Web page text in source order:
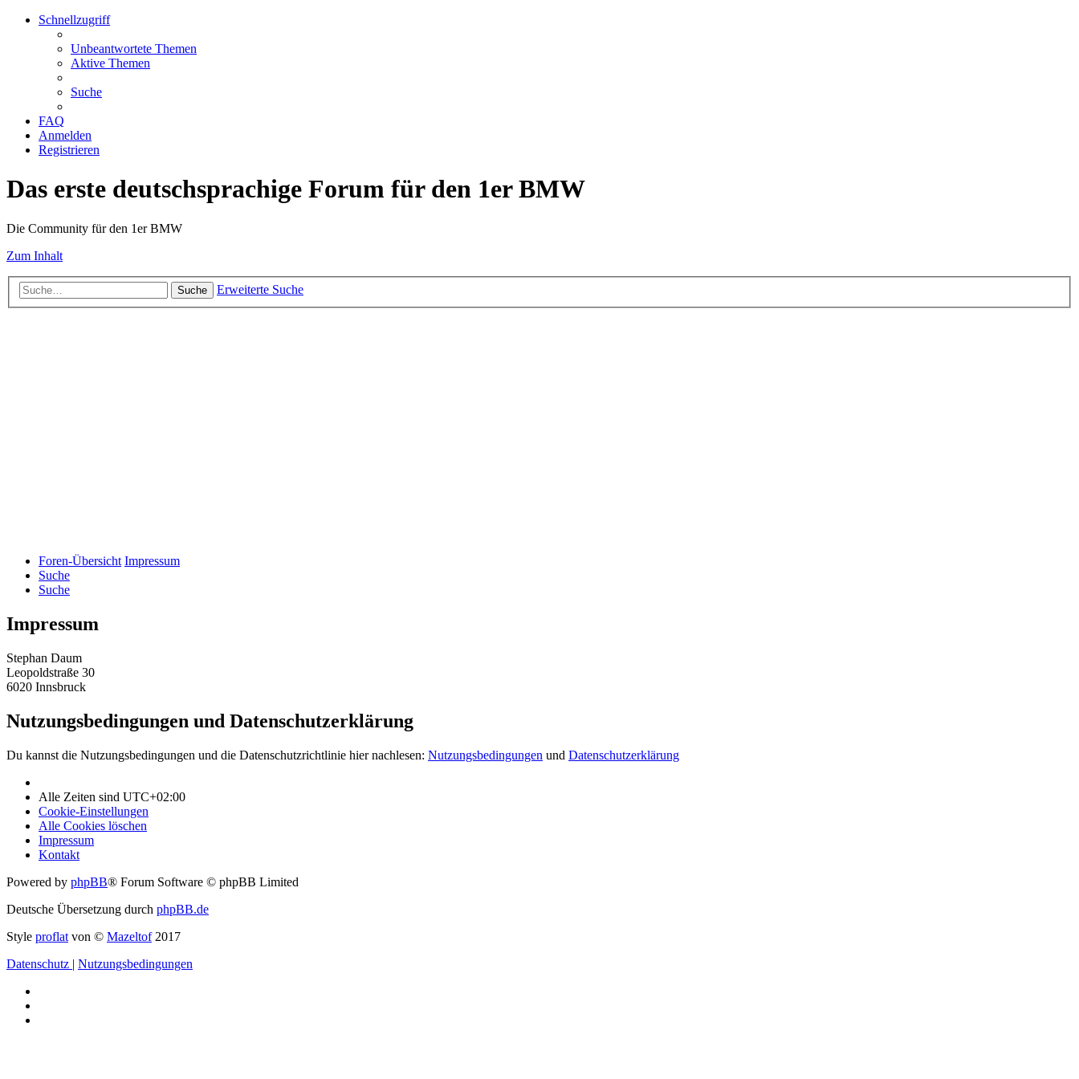
Schnellzugriff
Unbeantwortete Themen
Aktive Themen
Suche
FAQ
Anmelden
Registrieren
Das erste deutschsprachige Forum für den 1er BMW
Die Community für den 1er BMW
Zum Inhalt
Suche Erweiterte Suche
Foren-Übersicht Impressum
Suche
Suche
Impressum
Stephan Daum
Leopoldstraße 30
6020 Innsbruck
Nutzungsbedingungen und Datenschutzerklärung
Du kannst die Nutzungsbedingungen und die Datenschutzrichtlinie hier nachlesen: Nutzungsbedingungen und Datenschutzerklärung
Alle Zeiten sind UTC+02:00
Cookie-Einstellungen
Alle Cookies löschen
Impressum
Kontakt
Powered by phpBB® Forum Software © phpBB Limited
Deutsche Übersetzung durch phpBB.de
Style proflat von © Mazeltof2017
Datenschutz | Nutzungsbedingungen